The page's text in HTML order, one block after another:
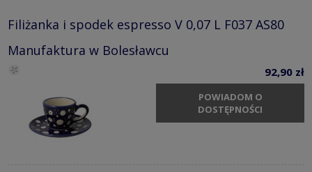
Filiżanka i spodek espresso V 0,07 L F037 AS80
Manufaktura w Bolesławcu
92,90 zł
POWIADOM O
DOSTĘPNOŚCI